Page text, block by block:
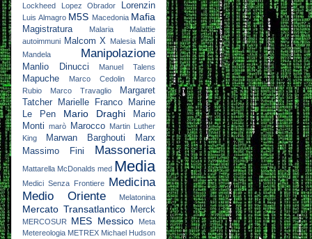
Lockheed Lopez Obrador Lorenzin
Luis Almagro M5S Macedonia Mafia
Magistratura Malaria
Malattie
autoimmuni Malcom X Malesia Mali
Mandela Manipolazione
Manlio Dinucci Manuel Talens
Mapuche Marco Cedolin
Marco
Rubio
Marco Travaglio
Margaret
Tatcher
Marielle Franco
Marine
Le Pen
Mario Draghi
Mario
Monti
marò Marocco
Martin Luther
King
Marwan Barghouti
Marx
Massimo Fini
Massoneria
Mattarella McDonalds med Media
Medici Senza Frontiere Medicina
Medio Oriente
Melatonina
Mercato Transatlantico Merck
MERCOSUR MES Messico
Meta
Metereologia METREX Michael Hudson